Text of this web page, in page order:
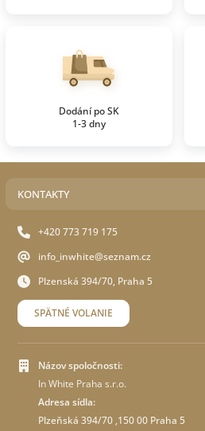
Dodání po SK
1-3 dny
KONTAKTY
+420 773 719 175
info_inwhite@seznam.cz
Plzenská 394/70, Praha 5
SPÄTNÉ VOLANIE
Názov spoločnosti:
In White Praha s.r.o.
Adresa sídla:
Plzeňská 394/70 ,150 00 Praha 5